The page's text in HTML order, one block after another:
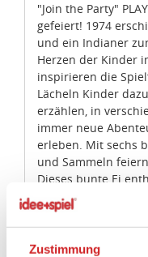
Zustimmung
"Join the Party"
gefeiert! 1974
und ein Indianer
Herzen der Kinder
inspirieren die
Lächeln Kinder
erzählen, in
immer neue
erleben. Mit sechs
und Sammeln
Dieses bunte Ei
großes Ei zum
Sandspielzeug und
kann auch als
(Ei-)nzigartiger